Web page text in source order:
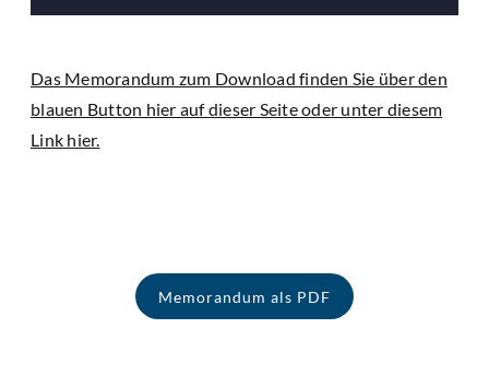
Memorandum als PDF
Das Memorandum zum Download finden Sie über den
blauen Button hier auf dieser Seite oder unter diesem
Link hier.